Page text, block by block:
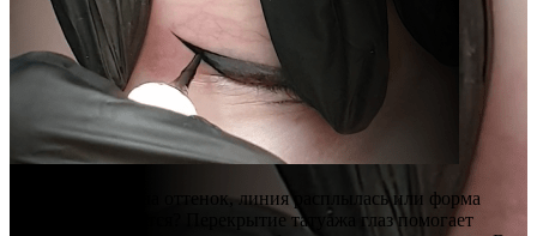
Стрелка изменила оттенок, линия расплылась или форма
больше не нравится? Перекрытие татуажа глаз помогает